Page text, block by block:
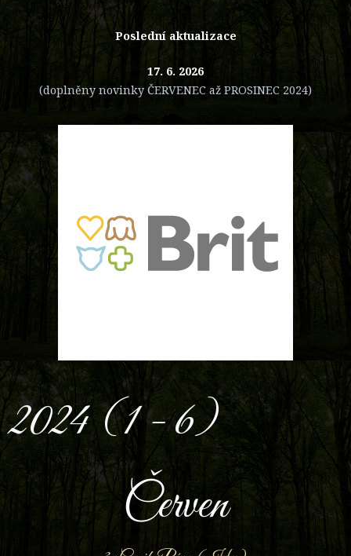
Poslední aktualizace
17. 6. 2026
(doplněny novinky ČERVENEC až PROSINEC 2024)
2024 (1 - 6)
Červen